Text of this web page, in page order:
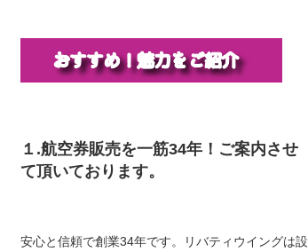
１.航空券販売を一筋34年！ご案内させ
て頂いております。
安心と信頼で創業34年です。リバティウイングは設